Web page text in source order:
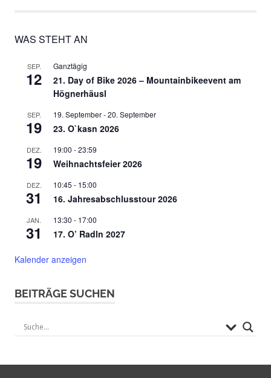
WAS STEHT AN
SEP.
12
Ganztägig
21. Day of Bike 2026 – Mountainbikeevent am
Högnerhäusl
SEP.
19
19. September-20. September
23. O`kasn 2026
DEZ.
19
19:00 -23:59
Weihnachtsfeier 2026
DEZ.
31
10:45 - 15:00
16. Jahresabschlusstour 2026
JAN.
31
13:30 - 17:00
17. O’ Radln 2027
Kalender anzeigen
BEITRÄGE SUCHEN